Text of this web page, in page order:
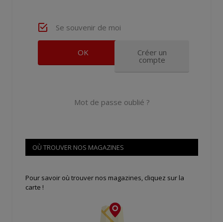
Se souvenir de moi
Créer un
compte
Mot de passe oublié ?
OÙ TROUVER NOS MAGAZINES
Pour savoir où trouver nos magazines, cliquez sur la
carte !